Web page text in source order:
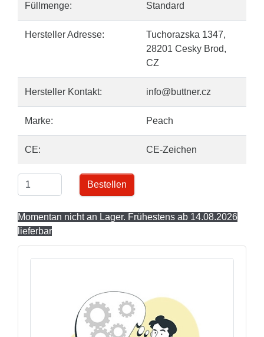
Füllmenge: Standard
Hersteller Adresse:
Tuchorazska 1347,
28201 Cesky Brod,
CZ
Hersteller Kontakt: info@buttner.cz
Marke: Peach
CE: CE-Zeichen
Bestellen
Momentan nicht an Lager. Frühestens ab 14.08.2026
lieferbar